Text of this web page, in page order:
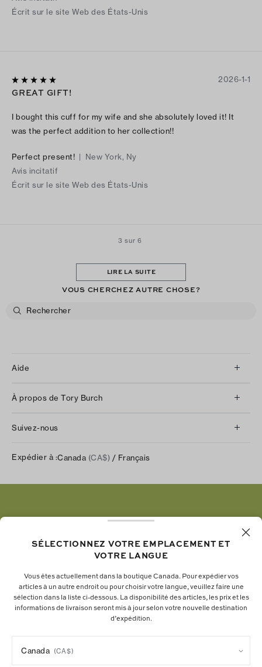
Écrit sur le site Web des États-Unis
2026-1-1
GREAT GIFT!
I bought this cuff for my wife and she absolutely loved it! It
was the perfect addition to her collection!!
Perfect present! | New York, Ny
Avis incitatif
Écrit sur le site Web des États-Unis
3 sur 6
LIRE LA SUITE
VOUS CHERCHEZ AUTRE CHOSE?
Aide
Retours et échanges
Expédition et livraison
À propos de Tory Burch
Carrières
Suivez-nous
Facebook
Pinterest
YouTube
Expédier à :Canada (CA$) / Français
La fondation Tory Burch renforce le pouvoir
économique des femmes en soutenant les
entrepreneures qui bâtissent des entreprises
SÉLECTIONNEZ VOTRE EMPLACEMENT ET
VOTRE LANGUE
Vous êtes actuellement dans la boutique Canada. Pour expédier vos
articles à un autre endroit ou pour choisir votre langue, veuillez faire une
sélection dans la liste ci-dessous. La disponibilité des articles, les prix et les
informations de livraison seront mis à jour selon votre nouvelle destination
d’expédition.
Canada (CA$)